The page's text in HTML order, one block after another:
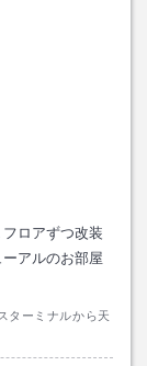
ロアずつ改装
アルのお部屋
ターミナルから天